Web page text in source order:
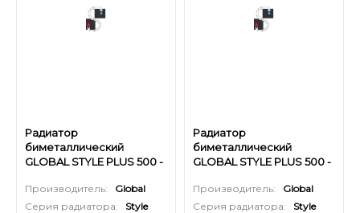
Радиатор
биметаллический
GLOBAL STYLE PLUS 500 -
Производитель:
Global
Серия радиатора:
Style
Радиатор
биметаллический
GLOBAL STYLE PLUS 500 -
Производитель:
Global
Серия радиатора:
Style